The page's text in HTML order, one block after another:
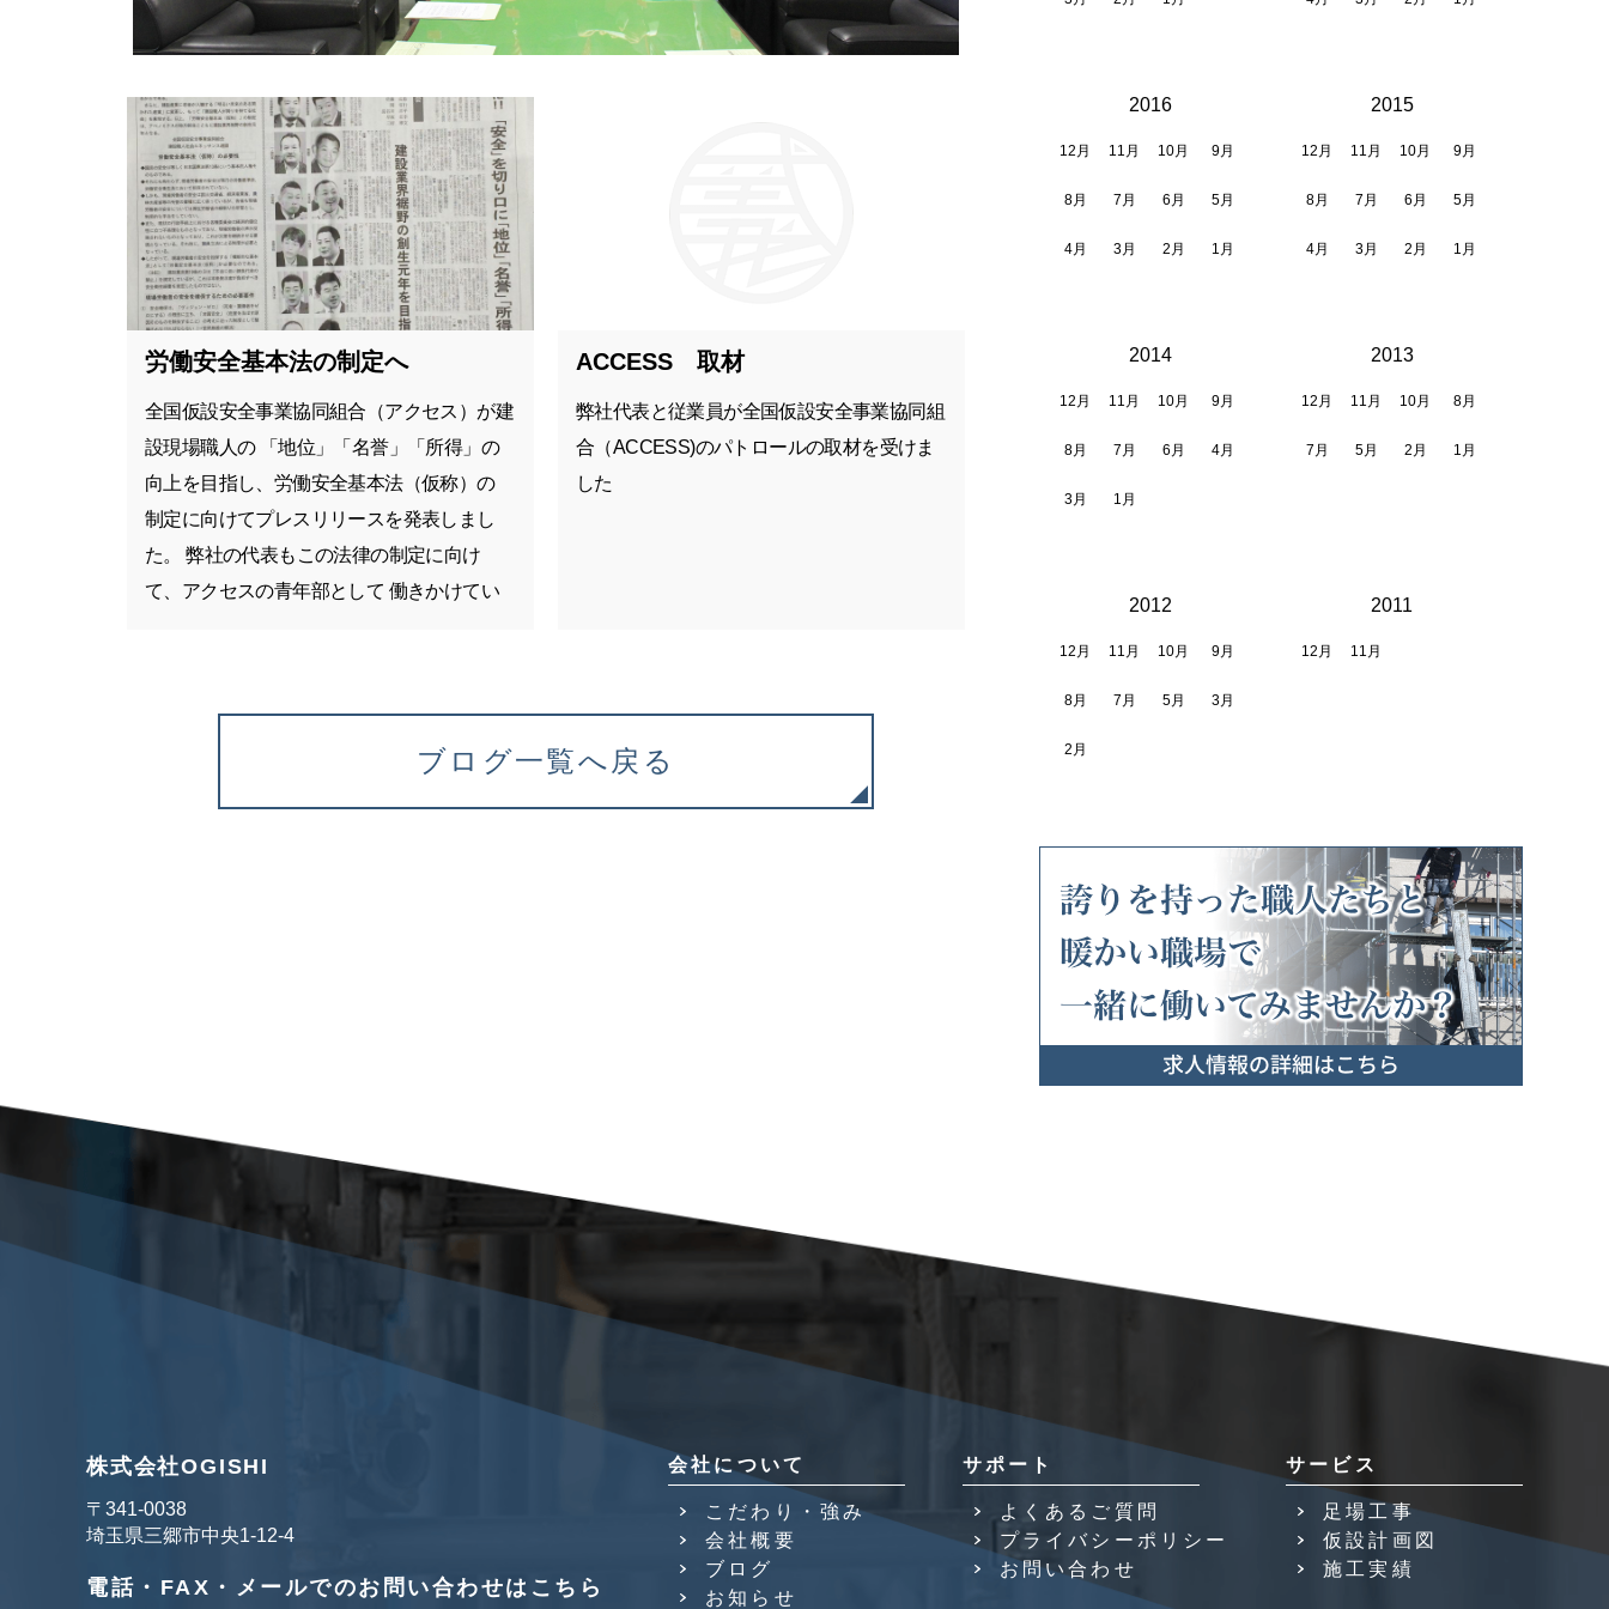
労働安全基本法の制定へ
全国仮設安全事業協同組合（アクセス）が建
設現場職人の 「地位」「名誉」「所得」の
向上を目指し、労働安全基本法（仮称）の
制定に向けてプレスリリースを発表しまし
た。 弊社の代表もこの法律の制定に向け
て、アクセスの青年部として 働きかけてい
ACCESS 取材
弊社代表と従業員が全国仮設安全事業協同組
合（ACCESS)のパトロールの取材を受けま
した
ブログ一覧へ戻る
2016
12月 11月 10月 9月
8月 7月 6月 5月
4月 3月 2月 1月
2015
12月 11月 10月 9月
8月 7月 6月 5月
4月 3月 2月 1月
2014
12月 11月 10月 9月
8月 7月 6月 4月
3月 1月
2013
12月 11月 10月 8月
7月 5月 2月 1月
2012
12月 11月 10月 9月
8月 7月 5月 3月
2月
2011
12月 11月
株式会社OGISHI
〒341‐0038
埼玉県三郷市中央1-12-4
電話・FAX・メールでのお問い合わせはこちら
会社について
こだわり・強み
会社概要
ブログ
お知らせ
サポート
よくあるご質問
プライバシーポリシー
お問い合わせ
サービス
足場工事
仮設計画図
施工実績